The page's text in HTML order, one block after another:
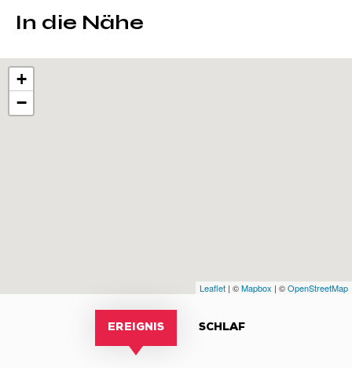
In die Nähe
+
−
Leaflet | ©Mapbox | ©OpenStreetMap
EREIGNIS SCHLAF